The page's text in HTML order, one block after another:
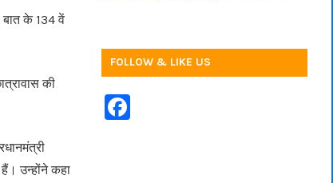
के 134 वें
की
हैं। उन्होंने कहा
FOLLOW & LIKE US
F